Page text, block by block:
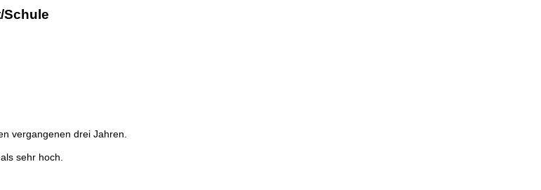
Schule
vergangenen drei Jahren.
sehr hoch.